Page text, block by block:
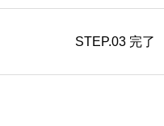
STEP.03 完了